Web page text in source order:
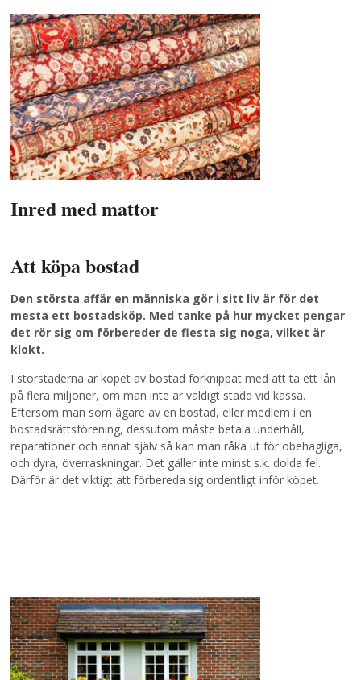
Inred med mattor
Att köpa bostad
Den största affär en människa gör i sitt liv är för det
mesta ett bostadsköp. Med tanke på hur mycket pengar
det rör sig om förbereder de flesta sig noga, vilket är
klokt.
I storstäderna är köpet av bostad förknippat med att ta ett lån
på flera miljoner, om man inte är väldigt stadd vid kassa.
Eftersom man som ägare av en bostad, eller medlem i en
bostadsrättsförening, dessutom måste betala underhåll,
reparationer och annat själv så kan man råka ut för obehagliga,
och dyra, överraskningar. Det gäller inte minst s.k. dolda fel.
Därför är det viktigt att förbereda sig ordentligt inför köpet.